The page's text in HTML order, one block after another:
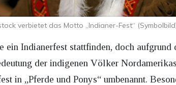
verbietet das Motto „Indianer-Fest“
Indianerfest stattfinden, doch aufgrund
der indigenen Völker
in „Pferde und Ponys“ umbenannt.